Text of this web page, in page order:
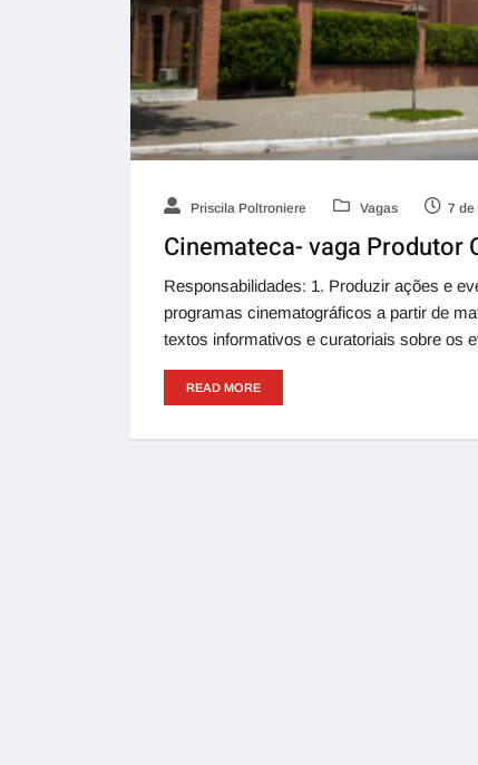
Priscila Poltroniere Vagas 7 de
Cinemateca- vaga Produtor
Responsabilidades: 1. Produzir ações e
programas cinematográficos a partir de
textos informativos e curatoriais sobre os
READ MORE